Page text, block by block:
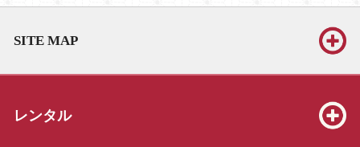
2026.06.13
した！
2026.06.13
2026.06.13
SITE MAP
レンタル